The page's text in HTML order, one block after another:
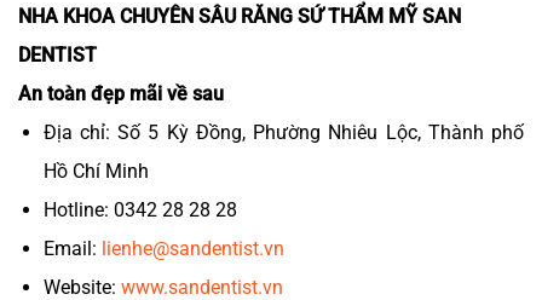
NHA KHOA CHUYÊN SÂU RĂNG SỨ THẨM MỸ SAN
DENTIST
An toàn đẹp mãi về sau
Địa chỉ: Số 5 Kỳ Đồng, Phường Nhiêu Lộc, Thành phố
Hồ Chí Minh
Hotline: 0342 28 28 28
Email: lienhe@sandentist.vn
Website: www.sandentist.vn